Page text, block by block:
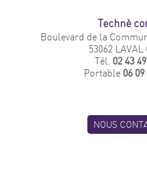
Technè
Boulevard de la
53062 LAVAL
Tél. 02 43
Portable 06 09
NOUS